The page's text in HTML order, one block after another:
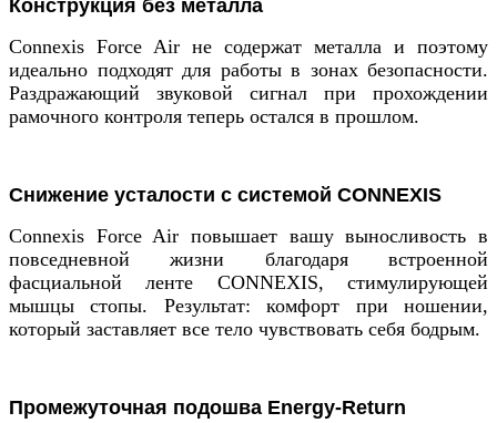
Конструкция без металла
Connexis Force Air не содержат металла и поэтому
идеально подходят для работы в зонах безопасности.
Раздражающий звуковой сигнал при прохождении
рамочного контроля теперь остался в прошлом.
Снижение усталости с системой CONNEXIS
Connexis Force Air повышает вашу выносливость в
повседневной жизни благодаря встроенной
фасциальной ленте CONNEXIS, стимулирующей
мышцы стопы. Результат: комфорт при ношении,
который заставляет все тело чувствовать себя бодрым.
Промежуточная подошва Energy-Return